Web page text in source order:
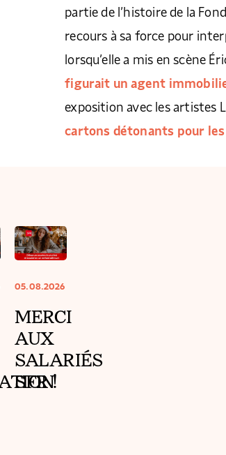
partie de l’histoire de la
recours à sa force pour
lorsqu’elle a mis en scène
figurait un agent
exposition avec les artistes
cartons détonants pour les
05.08.2026
MERCI
AUX
SALARIÉS
SFR !